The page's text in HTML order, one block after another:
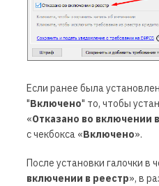
Если ранее была
"Включено" то, чтобы
«Отказано во включении
с чекбокса «Включено».
После установки галочки в
включении в реестр», в